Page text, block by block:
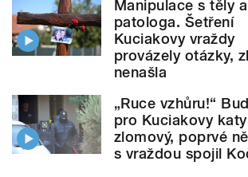
Manipulace s těly
patologa. Šetření
Kuciakovy vraždy
provázely otázky,
nenašla
„Ruce vzhůru!“
pro Kuciakovy
zlomový, poprvé
s vraždou spojil